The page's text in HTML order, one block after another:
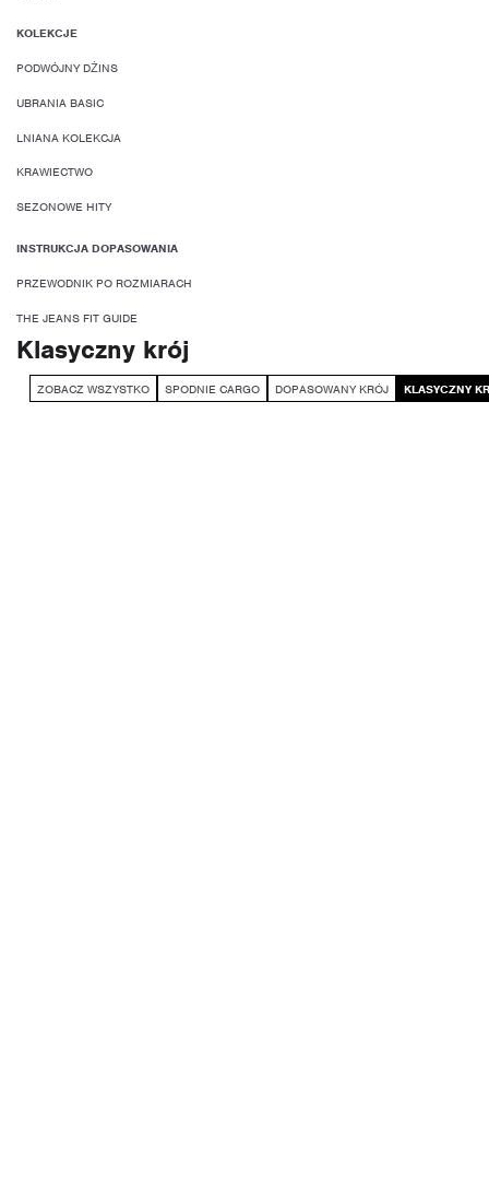
KOLEKCJE
PODWÓJNY DŻINS
UBRANIA BASIC
LNIANA KOLEKCJA
KRAWIECTWO
SEZONOWE HITY
INSTRUKCJA DOPASOWANIA
PRZEWODNIK PO ROZMIARACH
THE JEANS FIT GUIDE
Klasyczny krój
ZOBACZ WSZYSTKO SPODNIE CARGO DOPASOWANY KRÓJ KLASYCZNY